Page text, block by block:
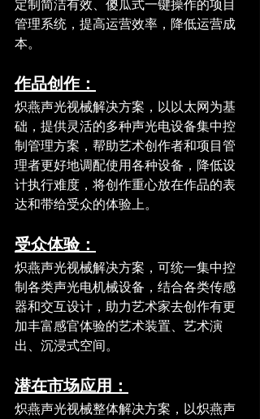
定制简洁有效、傻瓜式一键操作的项目
管理系统，提高运营效率，降低运营成
本。
作品创作：
炽燕声光视械解决方案，以以太网为基
础，提供灵活的多种声光电设备集中控
制管理方案，帮助艺术创作者和项目管
理者更好地调配使用各种设备，降低设
计执行难度，将创作重心放在作品的表
达和带给受众的体验上。
受众体验：
炽燕声光视械解决方案，可统一集中控
制各类声光电机械设备，结合各类传感
器和交互设计，助力艺术家去创作有更
加丰富感官体验的艺术装置、艺术演
出、沉浸式空间。
潜在市场应用：
炽燕声光视械整体解决方案，以炽燕声